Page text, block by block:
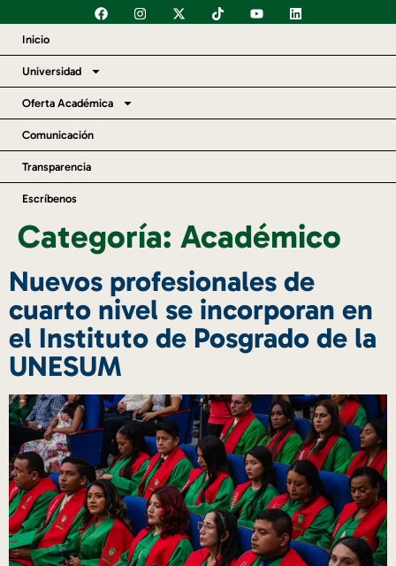
Inicio
Universidad
Oferta Académica
Comunicación
Transparencia
Escríbenos
Categoría: Académico
Nuevos profesionales de
cuarto nivel se incorporan en
el Instituto de Posgrado de la
UNESUM